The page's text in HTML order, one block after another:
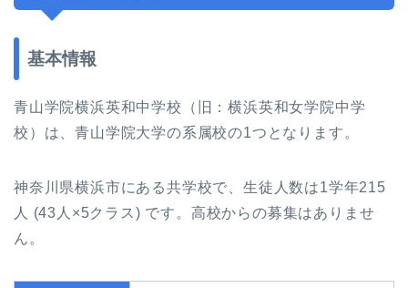
基本情報
青山学院横浜英和中学校（旧：横浜英和女学院中学
校）は、青山学院大学の系属校の1つとなります。
神奈川県横浜市にある共学校で、生徒人数は1学年215
人 (43人×5クラス) です。高校からの募集はありませ
ん。